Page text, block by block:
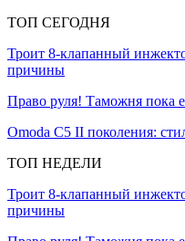
ТОП СЕГОДНЯ
Троит 8-клапанный
причины
Право руля! Таможня пока
Omoda C5 II поколения:
ТОП НЕДЕЛИ
Троит 8-клапанный
причины